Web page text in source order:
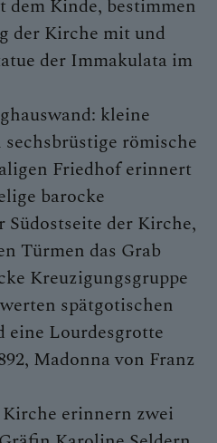
dem Kinde, bestimmen
der Kirche mit und
der Immakulata im
kleine
römische
Friedhof erinnert
barocke
der Kirche,
Türmen das Grab
Kreuzigungsgruppe
spätgotischen
eine Lourdesgrotte
Madonna von Franz
erinnern zwei